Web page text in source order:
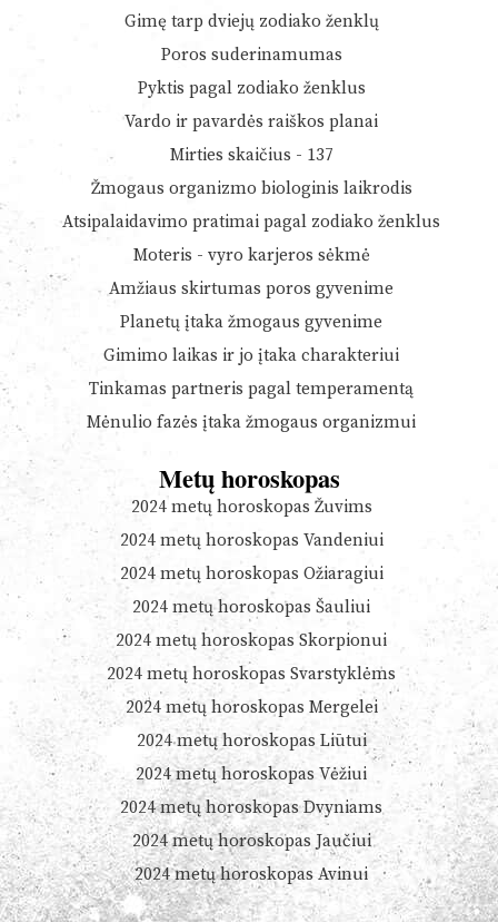
Gimę tarp dviejų zodiako ženklų
Poros suderinamumas
Pyktis pagal zodiako ženklus
Vardo ir pavardės raiškos planai
Mirties skaičius - 137
Žmogaus organizmo biologinis laikrodis
Atsipalaidavimo pratimai pagal zodiako ženklus
Moteris - vyro karjeros sėkmė
Amžiaus skirtumas poros gyvenime
Planetų įtaka žmogaus gyvenime
Gimimo laikas ir jo įtaka charakteriui
Tinkamas partneris pagal temperamentą
Mėnulio fazės įtaka žmogaus organizmui
Metų horoskopas
2024 metų horoskopas Žuvims
2024 metų horoskopas Vandeniui
2024 metų horoskopas Ožiaragiui
2024 metų horoskopas Šauliui
2024 metų horoskopas Skorpionui
2024 metų horoskopas Svarstyklėms
2024 metų horoskopas Mergelei
2024 metų horoskopas Liūtui
2024 metų horoskopas Vėžiui
2024 metų horoskopas Dvyniams
2024 metų horoskopas Jaučiui
2024 metų horoskopas Avinui